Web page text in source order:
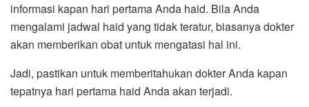
informasi kapan hari pertama Anda haid. Bila Anda
mengalami jadwal haid yang tidak teratur, biasanya dokter
akan memberikan obat untuk mengatasi hal ini.
Jadi, pastikan untuk memberitahukan dokter Anda kapan
tepatnya hari pertama haid Anda akan terjadi.